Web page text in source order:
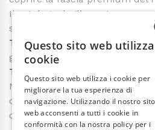
Il catalogo degli scooter
si è aggiunta nel 2023 la
Torrot , e nel 2024 diSunrae
gamma le moto UKKO e
Tromox
Nel 2020 FIVE inizia la
californiana Eli electric Vehicles
distribuzione ufficiale in Italia
Questo sito web utilizza
cookie
Questo sito web utilizza i cookie per
migliorare la tua esperienza di
navigazione. Utilizzando il nostro sito
web acconsenti a tutti i cookie in
conformità con la nostra policy per i